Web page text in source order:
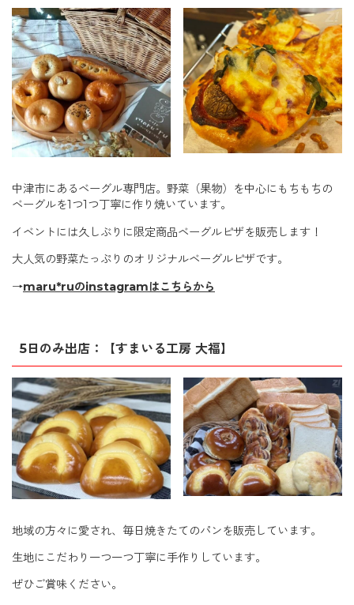
中津市にあるベーグル専門店。野菜（果物）を中心にもちもちの
ベーグルを1つ1つ丁寧に作り焼いています。
イベントには久しぶりに限定商品ベーグルピザを販売します！
大人気の野菜たっぷりのオリジナルベーグルピザです。
→maru*ruのinstagramはこちらから
5日のみ出店：【すまいる工房 大福】
地域の方々に愛され、毎日焼きたてのパンを販売しています。
生地にこだわり一つ一つ丁寧に手作りしています。
ぜひご賞味ください。